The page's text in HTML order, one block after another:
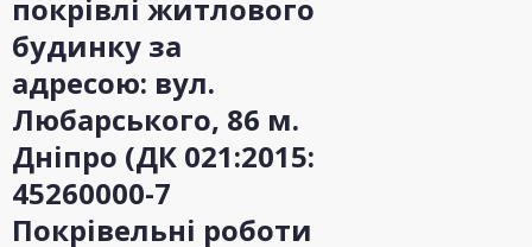
покрівлі житлового
будинку за
адресою: вул.
Любарського, 86 м.
Дніпро (ДК 021:2015:
45260000-7
Покрівельні роботи